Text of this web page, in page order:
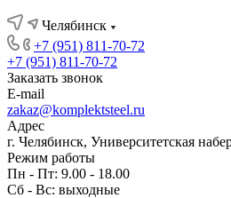
Челябинск
+7 (951) 811-70-72
+7 (951) 811-70-72
Заказать звонок
E-mail
zakaz@komplektsteel.ru
Адрес
г. Челябинск, Университетская
Режим работы
Пн - Пт: 9.00 - 18.00
Сб - Вс: выходные